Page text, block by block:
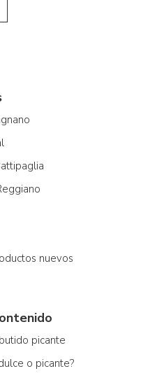
nuevos
picante
o picante?